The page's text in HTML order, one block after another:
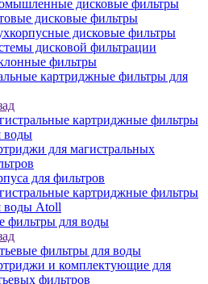
дисковые фильтры
дисковые фильтры
дисковые фильтры
дисковой фильтрации
фильтры
картриджные фильтры для
картриджные фильтры
воды
для магистральных
для фильтров
картриджные фильтры
воды Atoll
фильтры для воды
фильтры для воды
и комплектующие для
фильтров